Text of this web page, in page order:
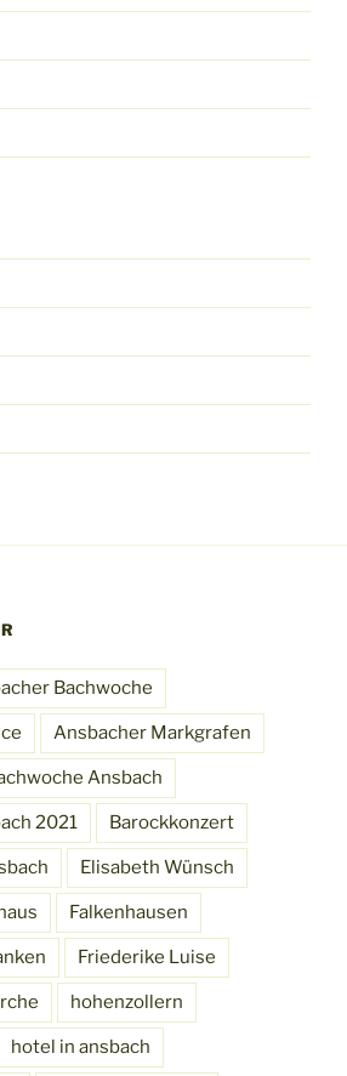
Bachwoche
Ansbacher Markgrafen
Ansbach
2021 Barockkonzert
Elisabeth Wünsch
Falkenhausen
Friederike Luise
hohenzollern
hotel in ansbach